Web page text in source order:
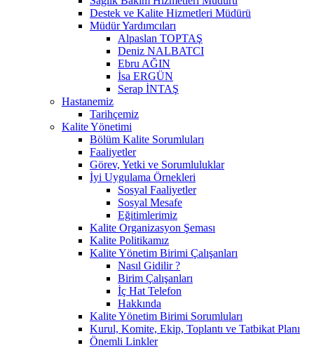
Destek ve Kalite Hizmetleri Müdürü
Müdür Yardımcıları
Alpaslan TOPTAŞ
Deniz NALBATCI
Ebru AĞIN
İsa ERGÜN
Serap İNTAŞ
Hastanemiz
Tarihçemiz
Kalite Yönetimi
Bölüm Kalite Sorumluları
Faaliyetler
Görev, Yetki ve Sorumluluklar
İyi Uygulama Örnekleri
Sosyal Faaliyetler
Sosyal Mesafe
Eğitimlerimiz
Kalite Organizasyon Şeması
Kalite Politikamız
Kalite Yönetim Birimi Çalışanları
Nasıl Gidilir ?
Birim Çalışanları
İç Hat Telefon
Hakkında
Kalite Yönetim Birimi Sorumluları
Kurul, Komite, Ekip, Toplantı ve Tatbikat Planı
Önemli Linkler